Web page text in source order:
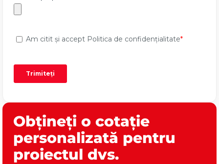
Obțineți o cotație
personalizată pentru
proiectul dvs.